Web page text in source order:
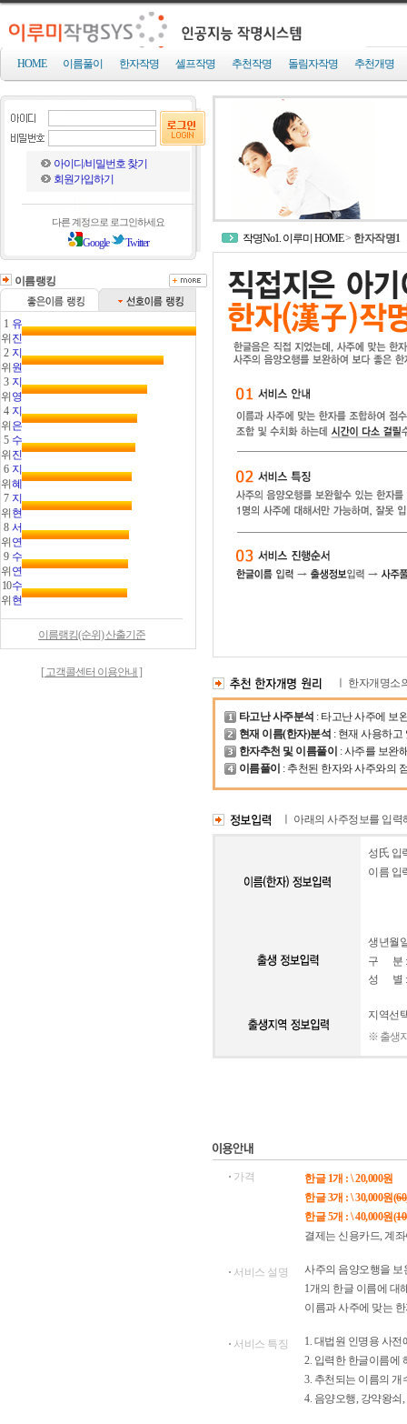
HOME 이름풀이 한자작명 셀프작명 추천작명 돌림자작명 추천개명
아이디/비밀번호 찾기
회원가입하기
다른 계정으로 로그인하세요
Google Twitter
이름랭킹
1
위
유
진
2
위
지
원
3
위
지
영
4
위
지
은
5
위
수
진
6
위
지
혜
7
위
지
현
8
위
서
연
9
위
수
연
10
위
수
현
이름랭킹(순위) 산출기준
[ 고객콜센터 이용안내 ]
작명No1. 이루미 HOME> 한자작명1
ㅣ 한자개명소
타고난 사주분석 : 타고난 사주에 보
현재 이름(한자)분석 : 현재 사용하
한자추천 및 이름풀이 : 사주를 보완
이름풀이 : 추천된 한자와 사주와의
ㅣ 아래의 사주정보를 입
성氏 입
이름 입
생년월
구 분
성 별
지역선
※ 출생
가격
한글 1개 : \ 20,000원
한글 3개 : \ 30,000원(
한글 5개 : \ 40,000원(
결제는 신용카드, 계
서비스 설명
사주의 음양오행을 보
1개의 한글 이름에 대
이름과 사주에 맞는
서비스 특징
1. 대법원 인명용 사
2. 입력한 한글이름에
3. 추천되는 이름의 개
4. 음양오행, 강약왕